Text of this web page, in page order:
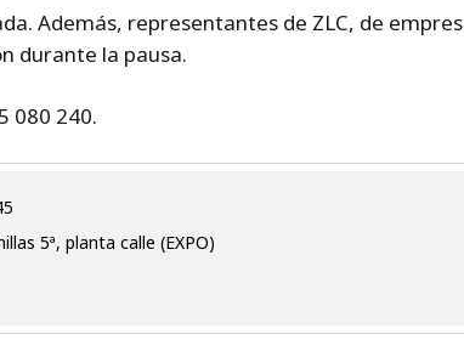
Además, representantes de ZLC, de
durante la pausa.
080 240.
5ª, planta calle (EXPO)